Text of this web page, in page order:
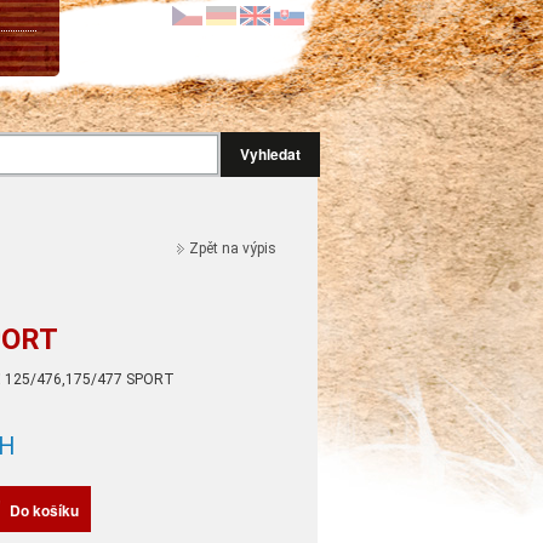
Vyhledat
Zpět na výpis
125/476,175/477 SPORT
Do košíku